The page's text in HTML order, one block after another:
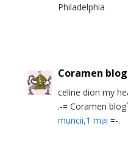
Philadelphia
Coramen blog
celine dion my
.-= Coramen
muncii,1 mai =-.